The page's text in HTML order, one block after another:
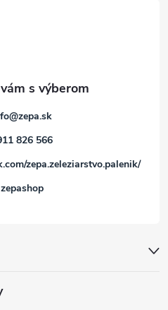
@zepa.sk
826 566
zepa.zeleziarstvo.palenik/
zepashop